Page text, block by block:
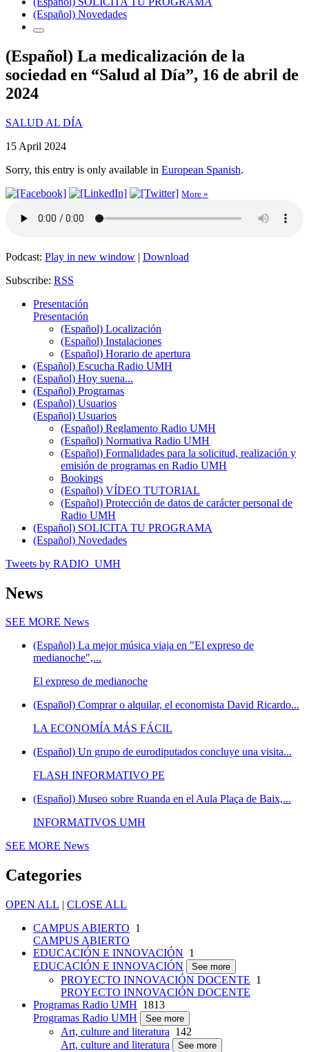
(Español) Novedades
(Español) La medicalización de la
sociedad en “Salud al Día”, 16 de abril de
2024
SALUD AL DÍA
15 April 2024
Sorry, this entry is only available in European Spanish.
More »
Podcast: Play in new window | Download
Subscribe: RSS
Presentación
Presentación
(Español) Localización
(Español) Instalaciones
(Español) Horario de apertura
(Español) Escucha Radio UMH
(Español) Hoy suena...
(Español) Programas
(Español) Usuarios
(Español) Usuarios
(Español) Reglamento Radio UMH
(Español) Normativa Radio UMH
(Español) Formalidades para la solicitud, realización y
emisión de programas en Radio UMH
Bookings
(Español) VÍDEO TUTORIAL
(Español) Protección de datos de carácter personal de
Radio UMH
(Español) SOLICITA TU PROGRAMA
(Español) Novedades
Tweets by RADIO_UMH
News
SEE MORE News
(Español) La mejor música viaja en "El expreso de
medianoche",...
El expreso de medianoche
(Español) Comprar o alquilar, el economista David Ricardo...
LA ECONOMÍA MÁS FÁCIL
(Español) Un grupo de eurodiputados concluye una visita...
FLASH INFORMATIVO PE
(Español) Museo sobre Ruanda en el Aula Plaça de Baix,...
INFORMATIVOS UMH
SEE MORE News
Categories
OPEN ALL | CLOSE ALL
CAMPUS ABIERTO 1
CAMPUS ABIERTO
EDUCACIÓN E INNOVACIÓN 1
EDUCACIÓN E INNOVACIÓN
See more
PROYECTO INNOVACIÓN DOCENTE 1
PROYECTO INNOVACIÓN DOCENTE
Programas Radio UMH 1813
Programas Radio UMH
See more
Art, culture and literatura 142
Art, culture and literatura
See more